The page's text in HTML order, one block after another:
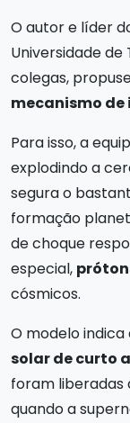
O autor e líder
Universidade de
colegas,
mecanismo de
Para isso, a
explodindo a
segura o
formação
de choque
especial,
cósmicos.
O modelo
solar de curto
foram liberadas
quando a